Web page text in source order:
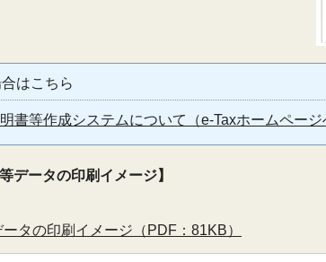
はこちら
書等作成システムについて（e-Taxホームページ
データの印刷イメージ】
タの印刷イメージ（PDF：81KB）